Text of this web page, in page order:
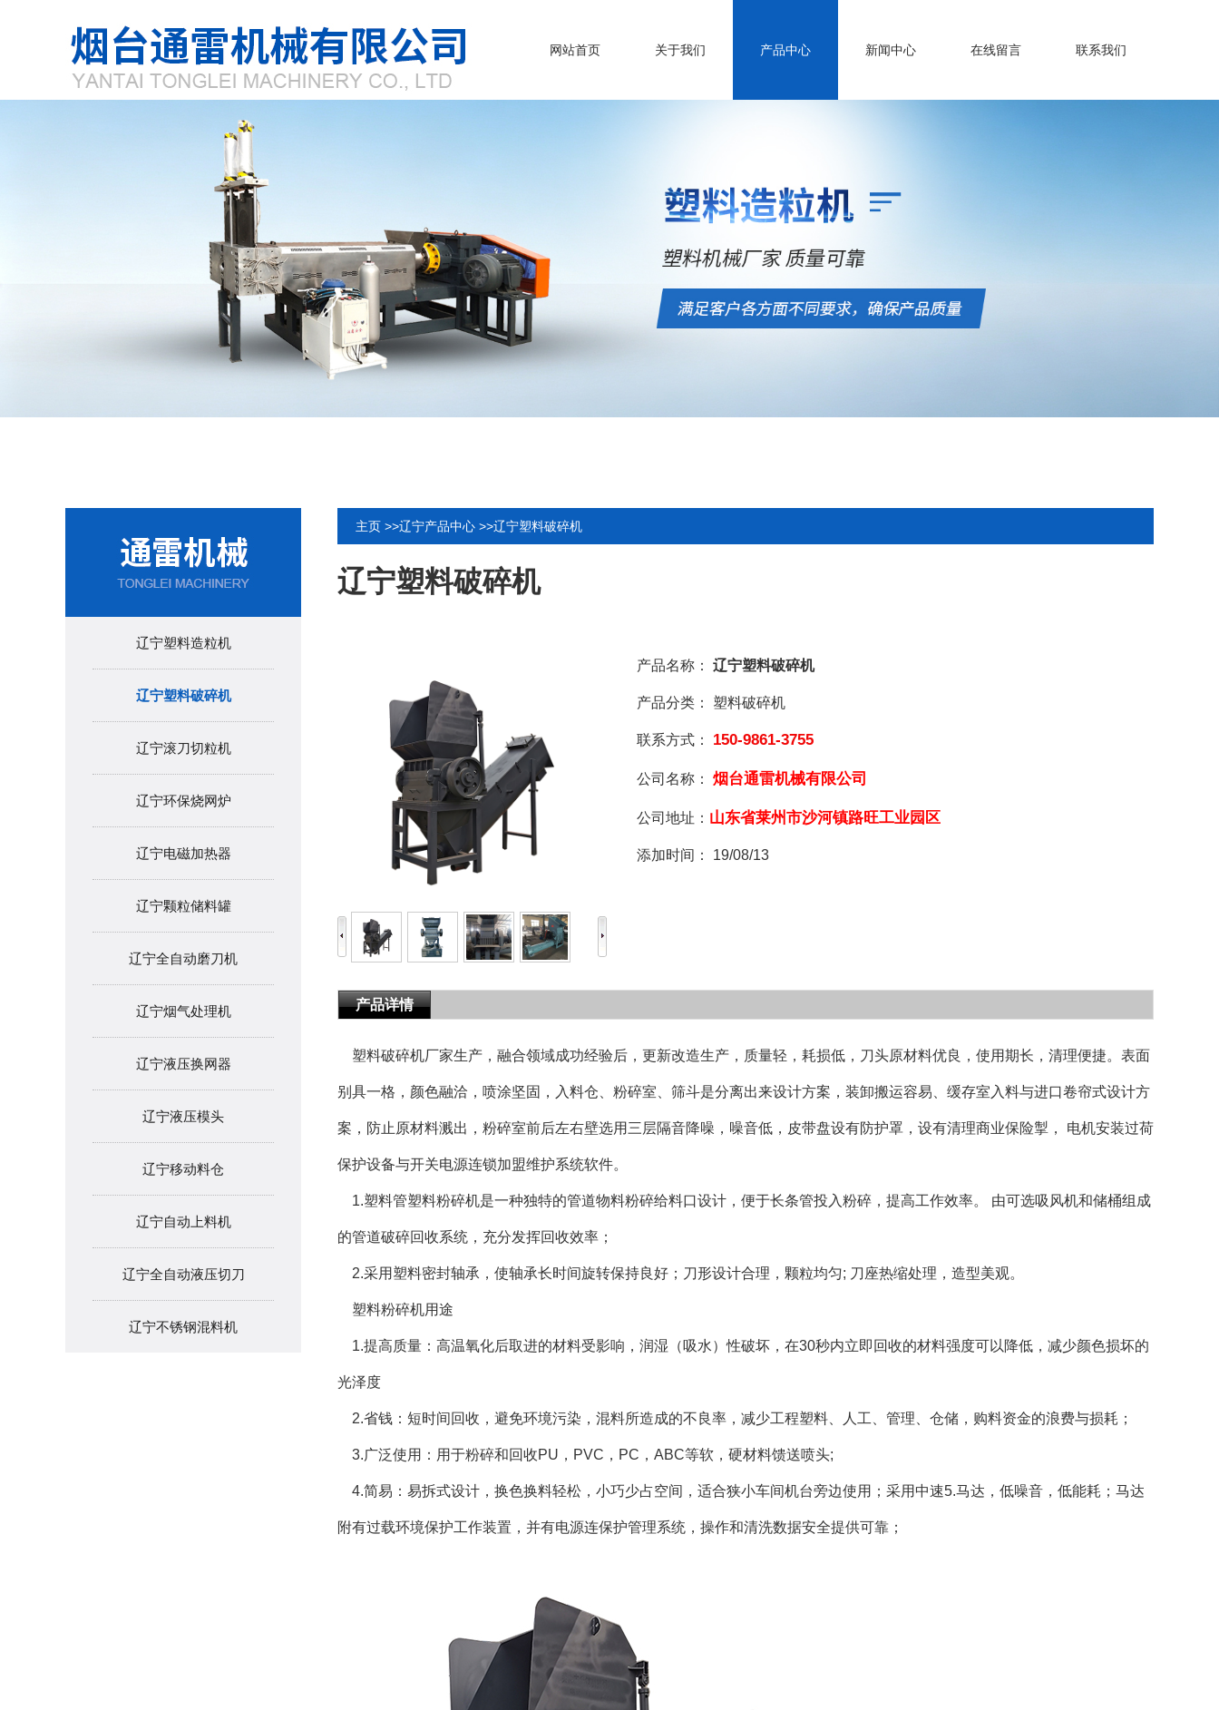
网站首页 关于我们 产品中心 新闻中心 在线留言 联系我们
辽宁塑料造粒机
辽宁塑料破碎机
辽宁滚刀切粒机
辽宁环保烧网炉
辽宁电磁加热器
辽宁颗粒储料罐
辽宁全自动磨刀机
辽宁烟气处理机
辽宁液压换网器
辽宁液压模头
辽宁移动料仓
辽宁自动上料机
辽宁全自动液压切刀
辽宁不锈钢混料机
主页 >>辽宁产品中心 >>辽宁塑料破碎机
辽宁塑料破碎机
产品名称： 辽宁塑料破碎机
产品分类： 塑料破碎机
联系方式： 150-9861-3755
公司名称： 烟台通雷机械有限公司
公司地址： 山东省莱州市沙河镇路旺工业园区
添加时间： 19/08/13
产品详情
塑料破碎机厂家生产，融合领域成功经验后，更新改造生产，质量轻，耗损低，刀头原材料优良，使用期长，清理便捷。表面
别具一格，颜色融洽，喷涂坚固，入料仓、粉碎室、筛斗是分离出来设计方案，装卸搬运容易、缓存室入料与进口卷帘式设计方
案，防止原材料溅出，粉碎室前后左右壁选用三层隔音降噪，噪音低，皮带盘设有防护罩，设有清理商业保险掣， 电机安装过荷
保护设备与开关电源连锁加盟维护系统软件。
1.塑料管塑料粉碎机是一种独特的管道物料粉碎给料口设计，便于长条管投入粉碎，提高工作效率。 由可选吸风机和储桶组成
的管道破碎回收系统，充分发挥回收效率；
2.采用塑料密封轴承，使轴承长时间旋转保持良好；刀形设计合理，颗粒均匀; 刀座热缩处理，造型美观。
塑料粉碎机用途
1.提高质量：高温氧化后取进的材料受影响，润湿（吸水）性破坏，在30秒内立即回收的材料强度可以降低，减少颜色损坏的
光泽度
2.省钱：短时间回收，避免环境污染，混料所造成的不良率，减少工程塑料、人工、管理、仓储，购料资金的浪费与损耗；
3.广泛使用：用于粉碎和回收PU，PVC，PC，ABC等软，硬材料馈送喷头;
4.简易：易拆式设计，换色换料轻松，小巧少占空间，适合狭小车间机台旁边使用；采用中速5.马达，低噪音，低能耗；马达
附有过载环境保护工作装置，并有电源连保护管理系统，操作和清洗数据安全提供可靠；